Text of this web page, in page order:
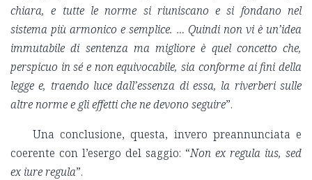
chiara, e tutte le norme si riuniscano e si fondano nel
sistema più armonico e semplice. … Quindi non vi è un’idea
immutabile di sentenza ma migliore è quel concetto che,
perspicuo in sé e non equivocabile, sia conforme ai fini della
legge e, traendo luce dall’essenza di essa, la riverberi sulle
altre norme e gli effetti che ne devono seguire”.
Una conclusione, questa, invero preannunciata e
coerente con l’esergo del saggio: “Non ex regula ius, sed
ex iure regula”.